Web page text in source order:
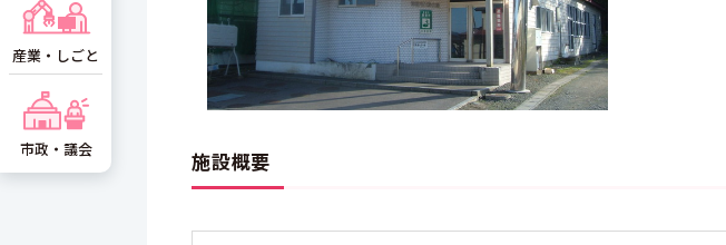
施設概要
産業・しごと
市政・議会